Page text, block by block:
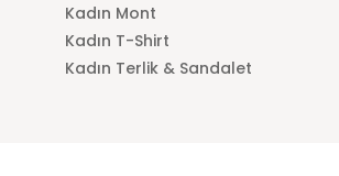
Kadın Mont
Kadın T-Shirt
Kadın Terlik & Sandalet